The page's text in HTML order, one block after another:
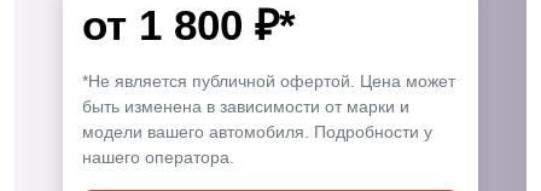
от 1 800 ₽*
*Не является публичной офертой. Цена может
быть изменена в зависимости от марки и
модели вашего автомобиля. Подробности у
нашего оператора.